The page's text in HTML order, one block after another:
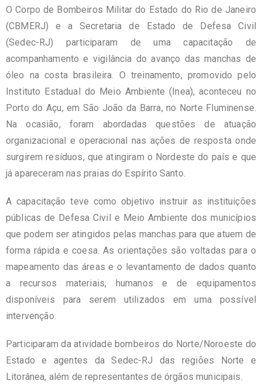
O Corpo de Bombeiros Militar do Estado do Rio de Janeiro
(CBMERJ) e a Secretaria de Estado de Defesa Civil
(Sedec-RJ) participaram de uma capacitação de
acompanhamento e vigilância do avanço das manchas de
óleo na costa brasileira. O treinamento, promovido pelo
Instituto Estadual do Meio Ambiente (Inea), aconteceu no
Porto do Açu, em São João da Barra, no Norte Fluminense.
Na ocasião, foram abordadas questões de atuação
organizacional e operacional nas ações de resposta onde
surgirem resíduos, que atingiram o Nordeste do país e que
já apareceram nas praias do Espírito Santo.
A capacitação teve como objetivo instruir as instituições
públicas de Defesa Civil e Meio Ambiente dos municípios
que podem ser atingidos pelas manchas para que atuem de
forma rápida e coesa. As orientações são voltadas para o
mapeamento das áreas e o levantamento de dados quanto
a recursos materiais, humanos e de equipamentos
disponíveis para serem utilizados em uma possível
intervenção.
Participaram da atividade bombeiros do Norte/Noroeste do
Estado e agentes da Sedec-RJ das regiões Norte e
Litorânea, além de representantes de órgãos municipais.